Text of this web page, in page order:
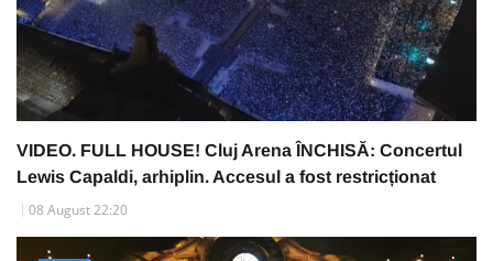
VIDEO. FULL HOUSE! Cluj Arena ÎNCHISĂ: Concertul
Lewis Capaldi, arhiplin. Accesul a fost restricționat
08 August 22:20